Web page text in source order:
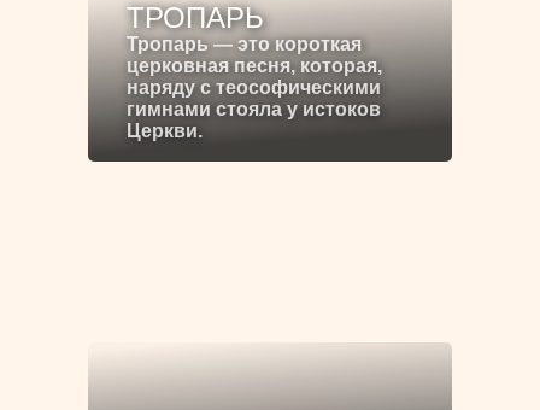
ТРОПАРЬ
Тропарь — это короткая
церковная песня, которая,
наряду с теософическими
гимнами стояла у истоков
Церкви.